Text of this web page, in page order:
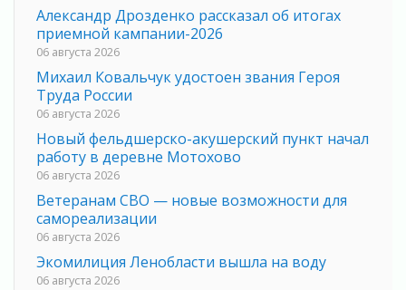
Александр Дрозденко рассказал об итогах
приемной кампании-2026
06 августа 2026
Михаил Ковальчук удостоен звания Героя
Труда России
06 августа 2026
Новый фельдшерско-акушерский пункт начал
работу в деревне Мотохово
06 августа 2026
Ветеранам СВО — новые возможности для
самореализации
06 августа 2026
Экомилиция Ленобласти вышла на воду
06 августа 2026